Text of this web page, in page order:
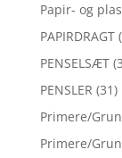
Papir- og
PAPIRDRAGT
PENSELSÆT
PENSLER (31)
Primere/
Primere/